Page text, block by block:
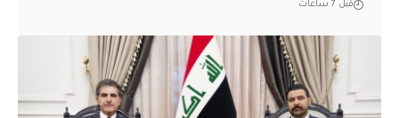
قبل 7 ساعات